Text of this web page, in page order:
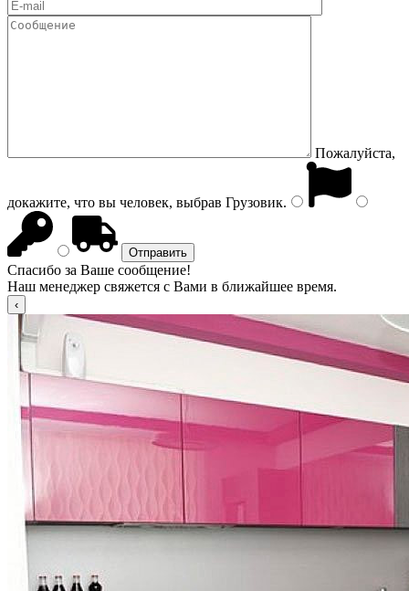
Пожалуйста,
докажите, что вы человек, выбрав Грузовик.
Спасибо за Ваше сообщение!
Наш менеджер свяжется с Вами в ближайшее время.